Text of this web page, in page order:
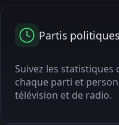
Partis politiques
Suivez les
chaque parti et
télévision et de radio.